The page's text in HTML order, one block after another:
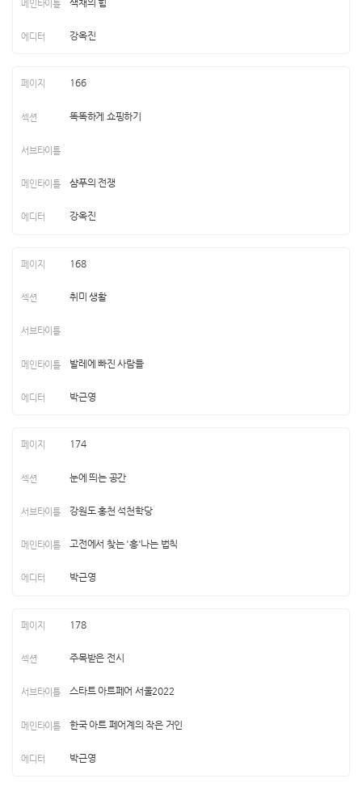
강옥진
166
똑똑하게 쇼핑하기
샴푸의 전쟁
강옥진
168
취미 생활
발레에 빠진 사람들
박근영
174
눈에 띄는 공간
강원도 홍천 석천학당
고전에서 찾는 '흥'나는 법칙
박근영
178
주목받은 전시
스타트 아트페어 서울2022
한국 아트 페어계의 작은 거인
박근영